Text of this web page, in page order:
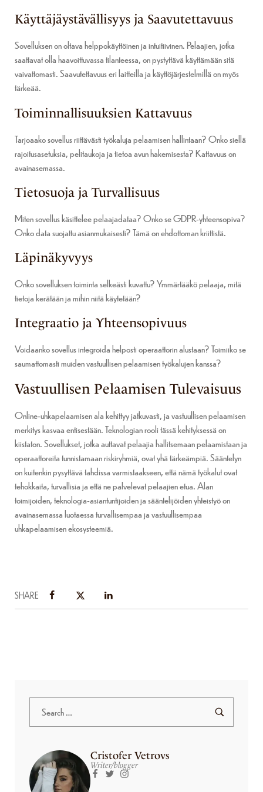
Käyttäjäystävällisyys ja Saavutettavuus
Sovelluksen on oltava helppokäyttöinen ja intuitiivinen. Pelaajien, jotka
saattavat olla haavoittuvassa tilanteessa, on pystyttävä käyttämään sitä
vaivattomasti. Saavutettavuus eri laitteilla ja käyttöjärjestelmillä on myös
tärkeää.
Toiminnallisuuksien Kattavuus
Tarjoaako sovellus riittävästi työkaluja pelaamisen hallintaan? Onko siellä
rajoitusasetuksia, pelitaukoja ja tietoa avun hakemisesta? Kattavuus on
avainasemassa.
Tietosuoja ja Turvallisuus
Miten sovellus käsittelee pelaajadataa? Onko se GDPR-yhteensopiva?
Onko data suojattu asianmukaisesti? Tämä on ehdottoman kriittistä.
Läpinäkyvyys
Onko sovelluksen toiminta selkeästi kuvattu? Ymmärtääkö pelaaja, mitä
tietoja kerätään ja mihin niitä käytetään?
Integraatio ja Yhteensopivuus
Voidaanko sovellus integroida helposti operaattorin alustaan? Toimiiko se
saumattomasti muiden vastuullisen pelaamisen työkalujen kanssa?
Vastuullisen Pelaamisen Tulevaisuus
Online-uhkapelaamisen ala kehittyy jatkuvasti, ja vastuullisen pelaamisen
merkitys kasvaa entisestään. Teknologian rooli tässä kehityksessä on
kiistaton. Sovellukset, jotka auttavat pelaajia hallitsemaan pelaamistaan ja
operaattoreita tunnistamaan riskiryhmiä, ovat yhä tärkeämpiä. Sääntelyn
on kuitenkin pysyttävä tahdissa varmistaakseen, että nämä työkalut ovat
tehokkaita, turvallisia ja että ne palvelevat pelaajien etua. Alan
toimijoiden, teknologia-asiantuntijoiden ja sääntelijöiden yhteistyö on
avainasemassa luotaessa turvallisempaa ja vastuullisempaa
uhkapelaamisen ekosysteemiä.
SHARE
Cristofer Vetrovs
Writer/blogger